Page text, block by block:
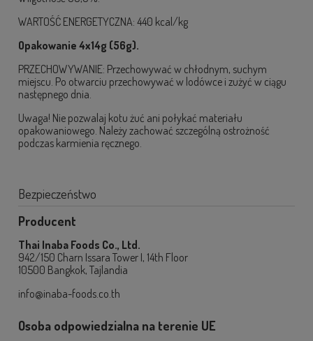
WARTOŚĆ ENERGETYCZNA: 440 kcal/kg
Opakowanie 4x14g (56g).
PRZECHOWYWANIE: Przechowywać w chłodnym, suchym
miejscu. Po otwarciu przechowywać w lodówce i zużyć w ciągu
następnego dnia.
Uwaga! Nie pozwalaj kotu żuć ani połykać materiału
opakowaniowego. Należy zachować szczególną ostrożność
podczas karmienia ręcznego.
Bezpieczeństwo
Producent
Thai Inaba Foods Co., Ltd.
942/150 Charn Issara Tower I, 14th Floor
10500 Bangkok, Tajlandia
info@inaba-foods.co.th
Osoba odpowiedzialna na terenie UE